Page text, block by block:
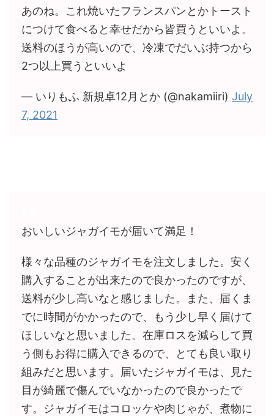
あのね。これ焼いたフランスパンとかトースト
につけて食べると幸せだから皆買うといいよ。
送料のほうが高いので、冷凍でだいぶ持つから
2つ以上買うといいよ
— いりもふ 新規卓12月とか (@nakamiiri) July
7, 2021
おいしいジャガイモが届いて満足！
様々な品種のジャガイモを注文しました。安く
購入することが出来たので良かったのですが、
送料が少し高いなと感じました。また、届くま
でに時間がかかったので、もう少し早く届けて
ほしいなと思いました。在庫ロスを減らして買
う側もお得に購入できるので、とても良い取り
組みだと思います。届いたジャガイモは、見た
目が綺麗で傷んでいなかったので良かったで
す。ジャガイモはコロッケや肉じゃが、煮物に